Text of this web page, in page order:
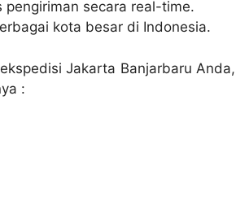
secara real-time.
kota besar di Indonesia.
Jakarta Banjarbaru Anda,
: